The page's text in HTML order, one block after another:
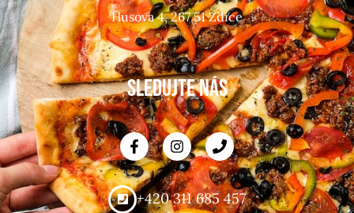
Husova 4, 267 51 Zdice
SLEDUJTE NÁS
+420 311 685 457